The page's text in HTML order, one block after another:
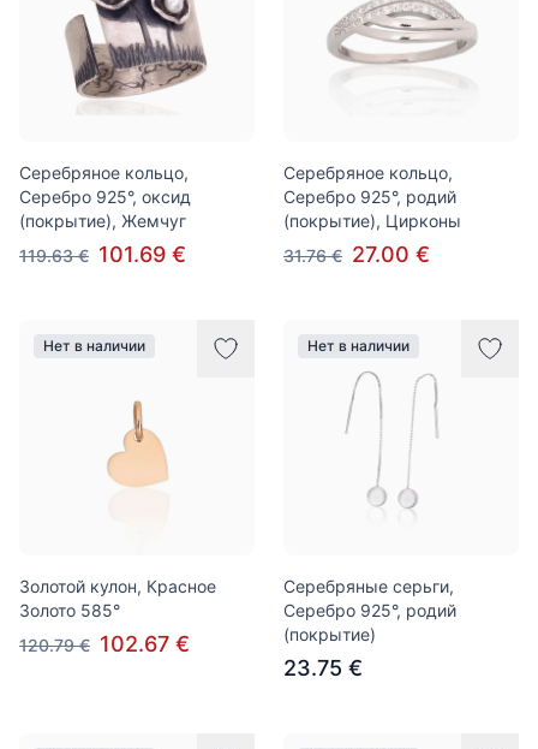
Серебряное кольцо,
Серебро 925°, оксид
(покрытие), Жемчуг
119.63 € 101.69 €
Серебряное кольцо,
Серебро 925°, родий
(покрытие), Цирконы
31.76 € 27.00 €
Нет в наличии
Золотой кулон, Красное
Золото 585°
120.79 € 102.67 €
Нет в наличии
Серебряные серьги,
Серебро 925°, родий
(покрытие)
23.75 €